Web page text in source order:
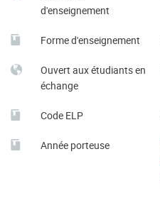
d'enseignement
Forme d'enseignement
Ouvert aux étudiants en
échange
Code ELP
Année porteuse